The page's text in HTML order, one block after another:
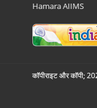
Hamara AIIMS
कॉपीराइट और कॉपी;